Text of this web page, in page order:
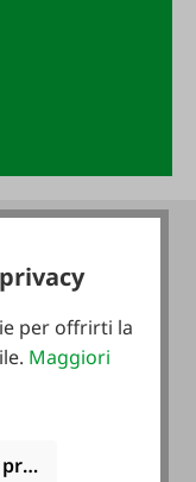
- venerdì:
17.00
- 12:00
per offrirti la
Maggiori